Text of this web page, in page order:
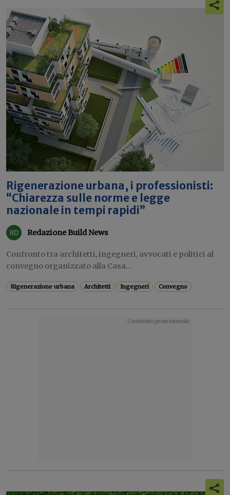
Rigenerazione urbana, i professionisti:
“Chiarezza sulle norme e legge
nazionale in tempi rapidi”
Redazione Build News
Confronto tra architetti, ingegneri, avvocati e politici al
convegno organizzato alla Casa...
Rigenerazione urbana Architetti Ingegneri Convegno